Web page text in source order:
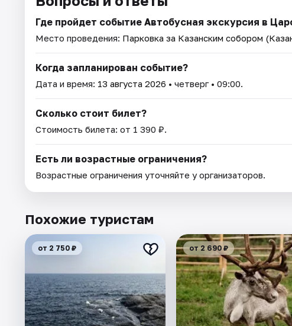
Где пройдет событие Автобусная экскурсия в
Место проведения: Парковка за Казанским собором
Когда запланирован событие?
Дата и время: 13 августа 2026 • четверг • 09:00.
Сколько стоит билет?
Стоимость билета: от 1 390 ₽.
Есть ли возрастные ограничения?
Возрастные ограничения уточняйте у организаторов.
Похожие туристам
от 2 750 ₽ от 2 690 ₽